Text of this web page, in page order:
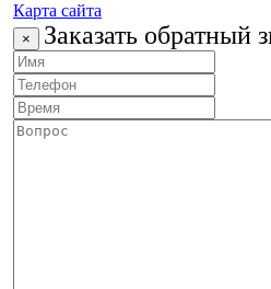
Карта сайта
× Заказать обратный